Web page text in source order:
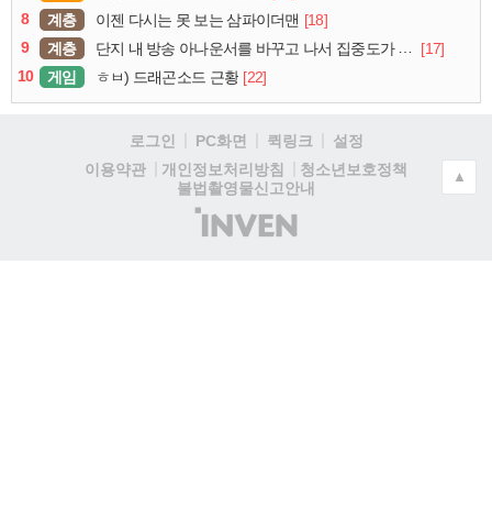
8
계층 이젠 다시는 못 보는 삼파이더맨 [18]
9
계층 단지 내 방송 아나운서를 바꾸고 나서 집중도가 확 올라갔다는 한 아파트의 안내방송
[17]
10
게임 ㅎㅂ) 드래곤소드 근황 [22]
로그인 PC화면 퀵링크
설정
이용약관
개인정보처리방침
청소년보호정책
불법촬영물신고안내
(주)
인
▲